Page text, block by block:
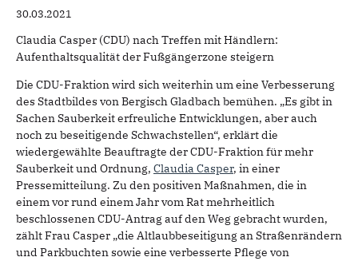
30.03.2021
Claudia Casper (CDU) nach Treffen mit Händlern:
Aufenthaltsqualität der Fußgängerzone steigern
Die CDU-Fraktion wird sich weiterhin um eine Verbesserung
des Stadtbildes von Bergisch Gladbach bemühen. „Es gibt in
Sachen Sauberkeit erfreuliche Entwicklungen, aber auch
noch zu beseitigende Schwachstellen“, erklärt die
wiedergewählte Beauftragte der CDU-Fraktion für mehr
Sauberkeit und Ordnung, Claudia Casper, in einer
Pressemitteilung. Zu den positiven Maßnahmen, die in
einem vor rund einem Jahr vom Rat mehrheitlich
beschlossenen CDU-Antrag auf den Weg gebracht wurden,
zählt Frau Casper „die Altlaubbeseitigung an Straßenrändern
und Parkbuchten sowie eine verbesserte Pflege von